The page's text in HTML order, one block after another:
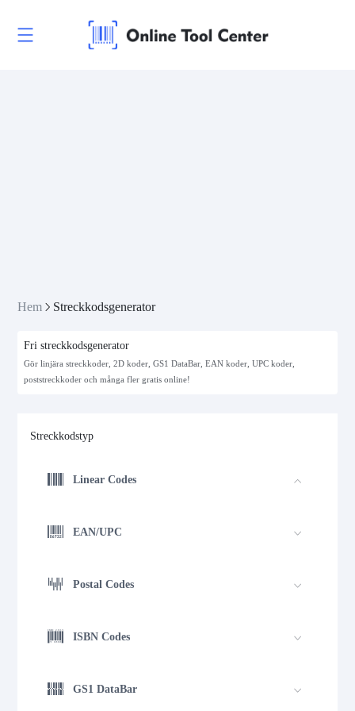
Hem Streckkodsgenerator
Fri streckkodsgenerator
Gör linjära streckkoder, 2D koder, GS1 DataBar, EAN koder, UPC koder,
poststreckkoder och många fler gratis online!
Streckkodstyp
Linear Codes
EAN/UPC
Postal Codes
ISBN Codes
GS1 DataBar